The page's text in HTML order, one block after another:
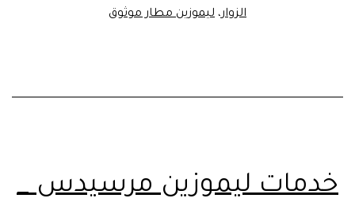
الزوار، ليموزين مطار موثوق
خدمات ليموزين مرسيدس _